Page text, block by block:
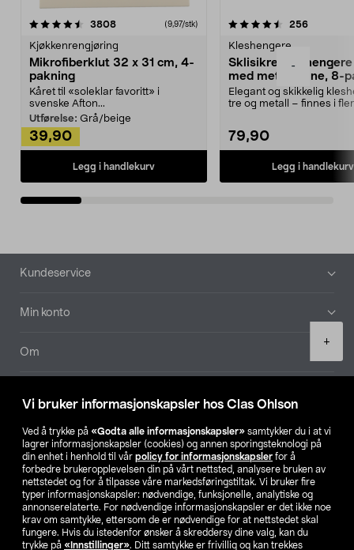
Vi bruker informasjonskapsler hos Clas Ohlson
Ved å trykke på «Godta alle informasjonskapsler» samtykker du i at vi
lagrer informasjonskapsler (cookies) og annen sporingsteknologi på
din enhet i henhold til vår policy for informasjonskapsler for å
forbedre brukeropplevelsen din på vårt nettsted, analysere bruken av
nettstedet og for å tilpasse våre markedsføringstiltak. Vi bruker fire
typer informasjonskapsler: nødvendige, funksjonelle, analytiske og
annonserelaterte. For nødvendige informasjonskapsler er det ikke noe
krav om samtykke, ettersom de er nødvendige for at nettstedet skal
fungere. Hvis du istedenfor ønsker å skreddersy dine valg, kan du
trykke på «Innstillinger». Ditt samtykke er frivillig og kan trekkes
-
+
3808anmeldelser(9,97/stk)
Kjøkkenrengjøring
Mikrofiberklut 32 x 31 cm, 4-
pakning
Kåret til «soleklar favoritt» i
svenske Afton...
Utførelse: Grå/beige
39,90
Legg i handlekurv
4.5av 5 stjerner 256
Kleshengere
Sklisikre
med metallpinne, 8-
Elegant og skikkelig
tre og metall – finnes i
79,90
Legg i handlekurv
4.5av 5 stjerner
Bunntekst
Kundeservice
Min konto
Om
Våre selskaper
Finn din butikk
SE NO FI